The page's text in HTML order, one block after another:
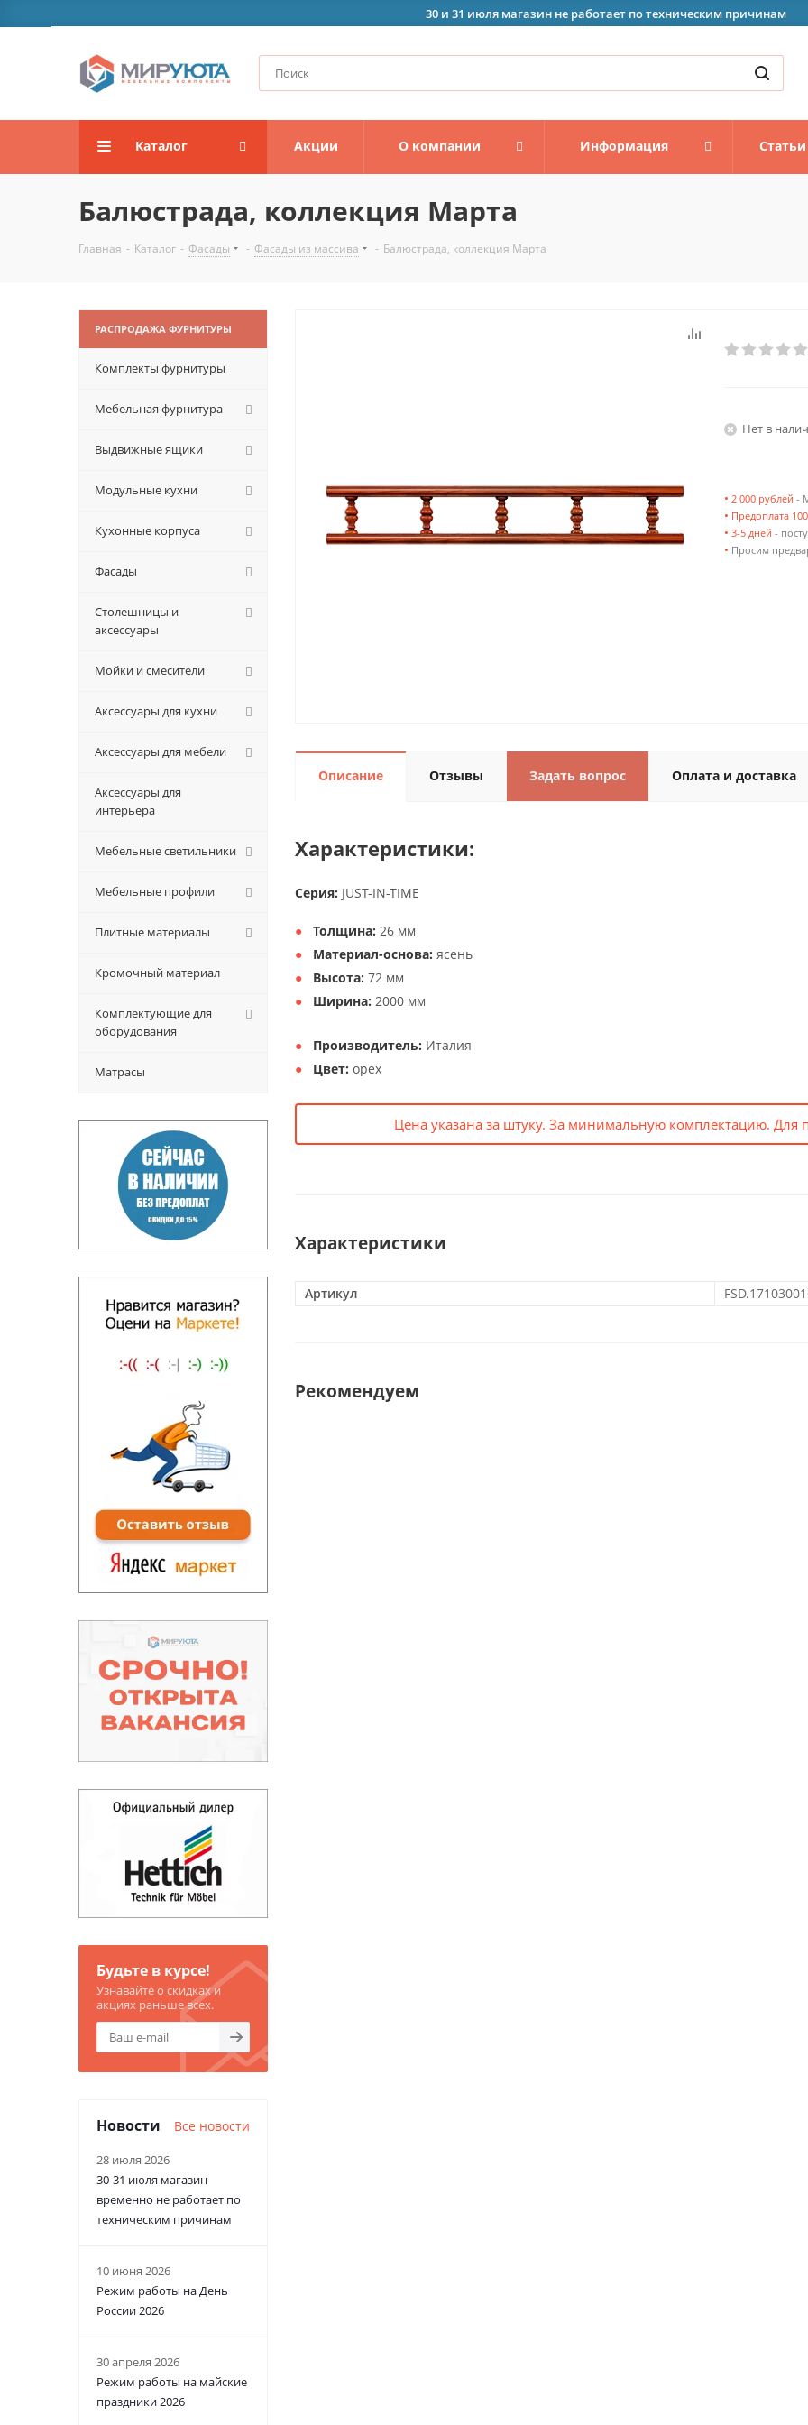
30 и 31 июля магазин не работает по техническим причинам
Каталог Акции О компании Информация Статьи
Балюстрада, коллекция Марта
Главная - Каталог - Фасады - Фасады из массива - Балюстрада, коллекция Марта
Нет в
• 2 000 рублей -
• Предоплата
• 3-5 дней -
• Просим
Описание Отзывы Задать вопрос Оплата и доставка
Характеристики:
Серия: JUST-IN-TIME
Толщина: 26 мм
Материал-основа: ясень
Высота: 72 мм
Ширина: 2000 мм
Производитель: Италия
Цвет: орех
Цена указана за штуку. За минимальную комплектацию. Для
Характеристики
Артикул
Рекомендуем
РАСПРОДАЖА ФУРНИТУРЫ
Комплекты фурнитуры
Мебельная фурнитура
Выдвижные ящики
Модульные кухни
Кухонные корпуса
Фасады
Столешницы и
аксессуары
Мойки и смесители
Аксессуары для кухни
Аксессуары для мебели
Аксессуары для
интерьера
Мебельные светильники
Мебельные профили
Плитные материалы
Кромочный материал
Комплектующие для
оборудования
Матрасы
Будьте в курсе!
Узнавайте о скидках и
акциях раньше всех.
Новости Все новости
28 июля 2026
30-31 июля магазин
временно не работает по
техническим причинам
10 июня 2026
Режим работы на День
России 2026
30 апреля 2026
Режим работы на майские
праздники 2026